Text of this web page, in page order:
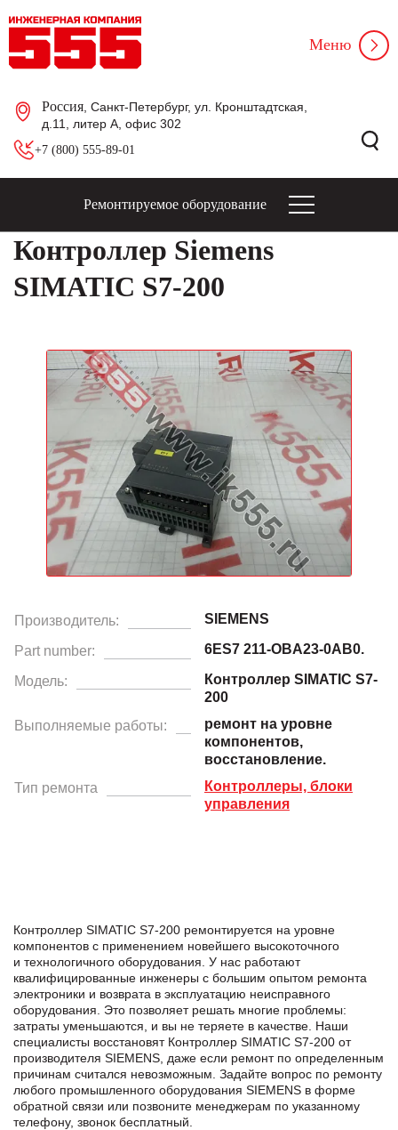
Россия , Санкт-Петербург, ул. Кронштадтская,
д.11, литер А, офис 302
+7 (800) 555-89-01
Меню
Ремонтируемое оборудование
Контроллер Siemens
SIMATIC S7-200
Производитель: SIEMENS
Part number: 6ES7 211-OBA23-0AB0.
Модель:
Контроллер SIMATIC S7-
200
Выполняемые работы:
ремонт на уровне
компонентов,
восстановление.
Тип ремонта
Контроллеры, блоки
управления
Контроллер SIMATIC S7-200 ремонтируется на уровне
компонентов с применением новейшего высокоточного
и технологичного оборудования. У нас работают
квалифицированные инженеры с большим опытом ремонта
электроники и возврата в эксплуатацию неисправного
оборудования. Это позволяет решать многие проблемы:
затраты уменьшаются, и вы не теряете в качестве. Наши
специалисты восстановят Контроллер SIMATIC S7-200 от
производителя SIEMENS, даже если ремонт по определенным
причинам считался невозможным. Задайте вопрос по ремонту
любого промышленного оборудования SIEMENS в формe
обратной связи или позвоните менеджерам по указанному
телефону, звонок бесплатный.